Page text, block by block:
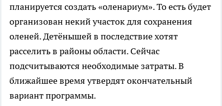
планируется создать «оленариум». То есть будет
организован некий участок для сохранения
оленей. Детёнышей в последствие хотят
расселить в районы области. Сейчас
подсчитываются необходимые затраты. В
ближайшее время утвердят окончательный
вариант программы.